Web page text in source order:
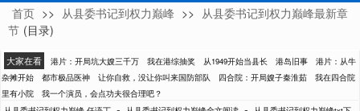
任语丁
首页 >> 从县委书记到权力巅峰 >> 从县委书记到权力巅峰最新章
节 (目录)
大家在看 港片：开局坑大嫂三千万 我在港综抽奖 从1949开始当县长 港岛旧事
港片：从牛
杂摊开始
都市极品医神 让你自救，没让你叫来国防部队 四合院：开局嫂子秦淮茹
我在四合院
里有小院
我一个演员，会点功夫很合理吧？